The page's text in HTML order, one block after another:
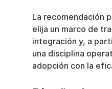
La recomendación
elija un marco de
integración y, a
una disciplina
adopción con la